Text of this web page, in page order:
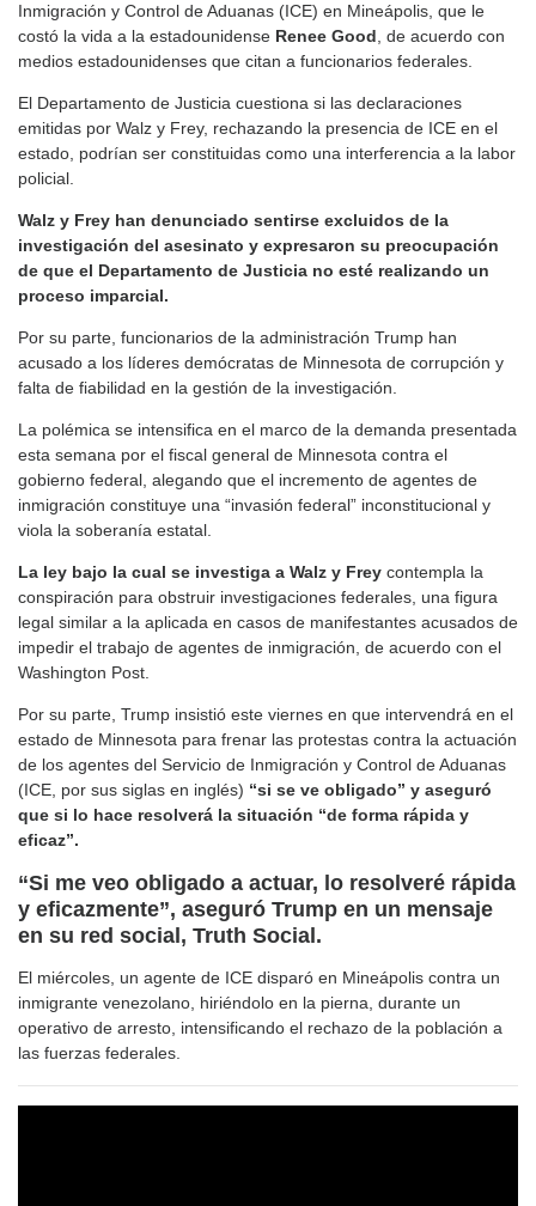
Inmigración y Control de Aduanas (ICE) en Mineápolis, que le
costó la vida a la estadounidense Renee Good, de acuerdo con
medios estadounidenses que citan a funcionarios federales.
El Departamento de Justicia cuestiona si las declaraciones
emitidas por Walz y Frey, rechazando la presencia de ICE en el
estado, podrían ser constituidas como una interferencia a la labor
policial.
Walz y Frey han denunciado sentirse excluidos de la
investigación del asesinato y expresaron su preocupación
de que el Departamento de Justicia no esté realizando un
proceso imparcial.
Por su parte, funcionarios de la administración Trump han
acusado a los líderes demócratas de Minnesota de corrupción y
falta de fiabilidad en la gestión de la investigación.
La polémica se intensifica en el marco de la demanda presentada
esta semana por el fiscal general de Minnesota contra el
gobierno federal, alegando que el incremento de agentes de
inmigración constituye una “invasión federal” inconstitucional y
viola la soberanía estatal.
La ley bajo la cual se investiga a Walz y Frey contempla la
conspiración para obstruir investigaciones federales, una figura
legal similar a la aplicada en casos de manifestantes acusados de
impedir el trabajo de agentes de inmigración, de acuerdo con el
Washington Post.
Por su parte, Trump insistió este viernes en que intervendrá en el
estado de Minnesota para frenar las protestas contra la actuación
de los agentes del Servicio de Inmigración y Control de Aduanas
(ICE, por sus siglas en inglés) “si se ve obligado” y aseguró
que si lo hace resolverá la situación “de forma rápida y
eficaz”.
“Si me veo obligado a actuar, lo resolveré rápida
y eficazmente”, aseguró Trump en un mensaje
en su red social, Truth Social.
El miércoles, un agente de ICE disparó en Mineápolis contra un
inmigrante venezolano, hiriéndolo en la pierna, durante un
operativo de arresto, intensificando el rechazo de la población a
las fuerzas federales.